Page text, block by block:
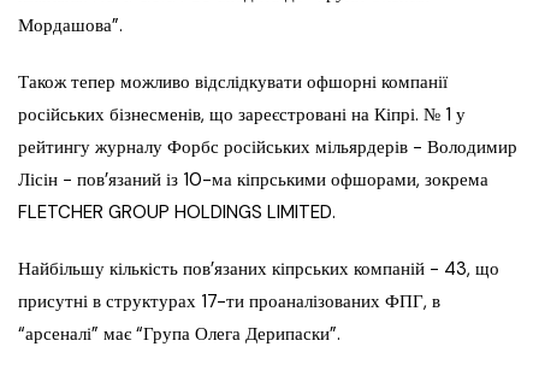
Мордашова”.
Також тепер можливо відслідкувати офшорні компанії
російських бізнесменів, що зареєстровані на Кіпрі. № 1 у
рейтингу журналу Форбс російських мільярдерів − Володимир
Лісін − пов’язаний із 10-ма кіпрськими офшорами, зокрема
FLETCHER GROUP HOLDINGS LIMITED.
Найбільшу кількість пов’язаних кіпрських компаній − 43, що
присутні в структурах 17-ти проаналізованих ФПГ, в
“арсеналі” має “Група Олега Дерипаски”.